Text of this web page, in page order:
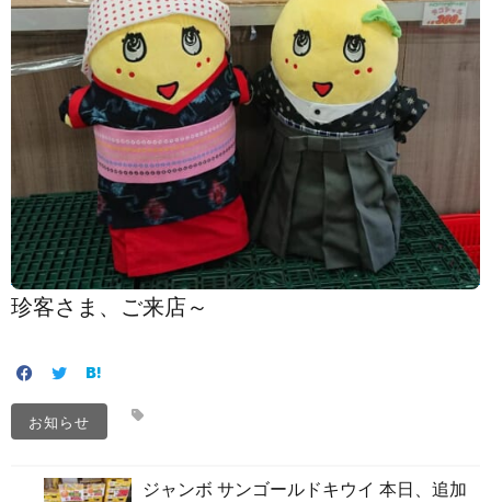
珍客さま、ご来店～️
お知らせ
ジャンボ サンゴールドキウイ 本日、追加